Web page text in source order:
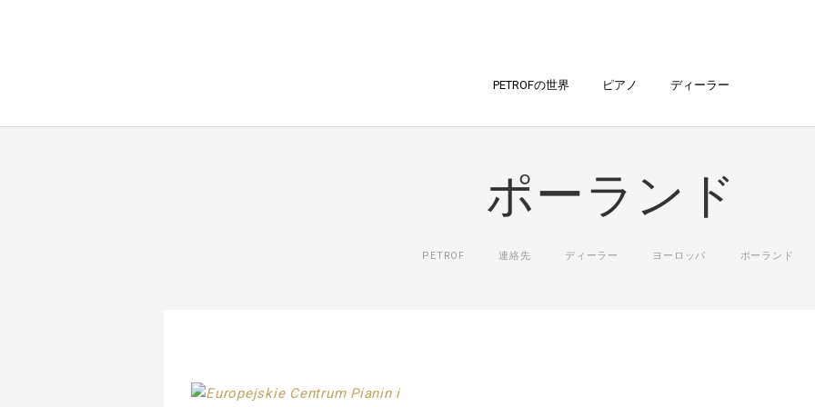
PETROFの世界 ピアノ ディーラー
ポーランド
PETROF 連絡先 ディーラー ヨーロッパ ポーランド